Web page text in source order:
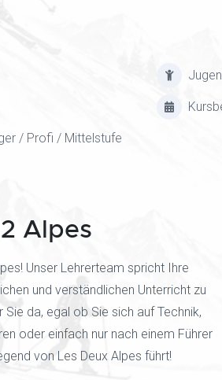
/ Profi / Mittelstufe
Alpes
Unser Lehrerteam spricht Ihre
und verständlichen Unterricht zu
da, egal ob Sie sich auf Technik,
oder einfach nur nach einem Führer
von Les Deux Alpes führt!